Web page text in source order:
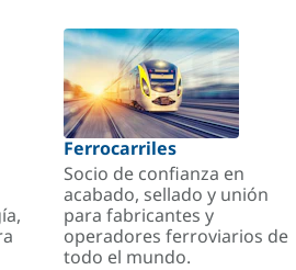
Ferrocarriles
Socio de confianza en
acabado, sellado y unión
para fabricantes y
operadores ferroviarios de
todo el mundo.